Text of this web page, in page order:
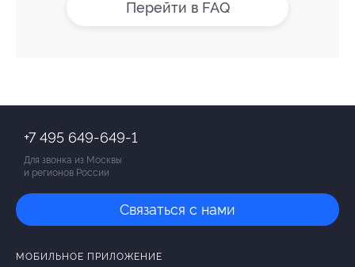
Перейти в FAQ
+7 495 649-649-1
Для звонка из Москвы
и регионов России
Связаться с нами
МОБИЛЬНОЕ ПРИЛОЖЕНИЕ